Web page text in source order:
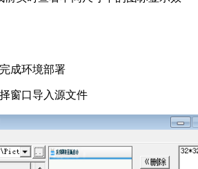
成环境部署
窗口导入源文件